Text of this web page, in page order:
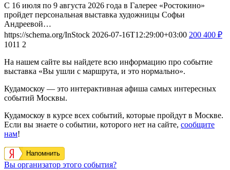
С 16 июля по 9 августа 2026 года в Галерее «Ростокино»
пройдет персональная выставка художницы Софьи
Андреевой…
https://schema.org/InStock 2026-07-16T12:29:00+03:00 200 400 ₽
1011 2
На нашем сайте вы найдете всю информацию про событие
выставка «Вы ушли с маршрута, и это нормально».
Кудамоскоу — это интерактивная афиша самых интересных
событий Москвы.
Кудамоскоу в курсе всех событий, которые пройдут в Москве.
Если вы знаете о событии, которого нет на сайте, сообщите
нам!
Напомнить
Вы организатор этого события?